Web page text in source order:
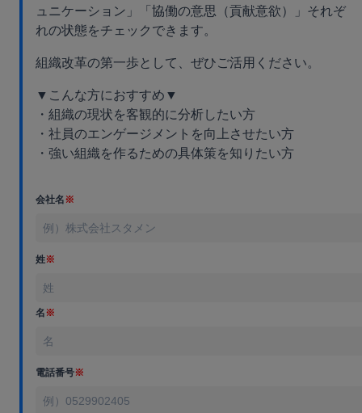
ュニケーション」「協働の意思（貢献意欲）」それぞ
れの状態をチェックできます。
組織改革の第一歩として、ぜひご活用ください。
▼こんな方におすすめ▼
・組織の現状を客観的に分析したい方
・社員のエンゲージメントを向上させたい方
・強い組織を作るための具体策を知りたい方
会社名※
姓※
名※
電話番号※